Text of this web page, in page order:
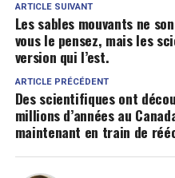
ARTICLE SUIVANT
Les sables mouvants ne
vous le pensez, mais les
version qui l’est.
ARTICLE PRÉCÉDENT
Des scientifiques ont
millions d’années au
maintenant en train de